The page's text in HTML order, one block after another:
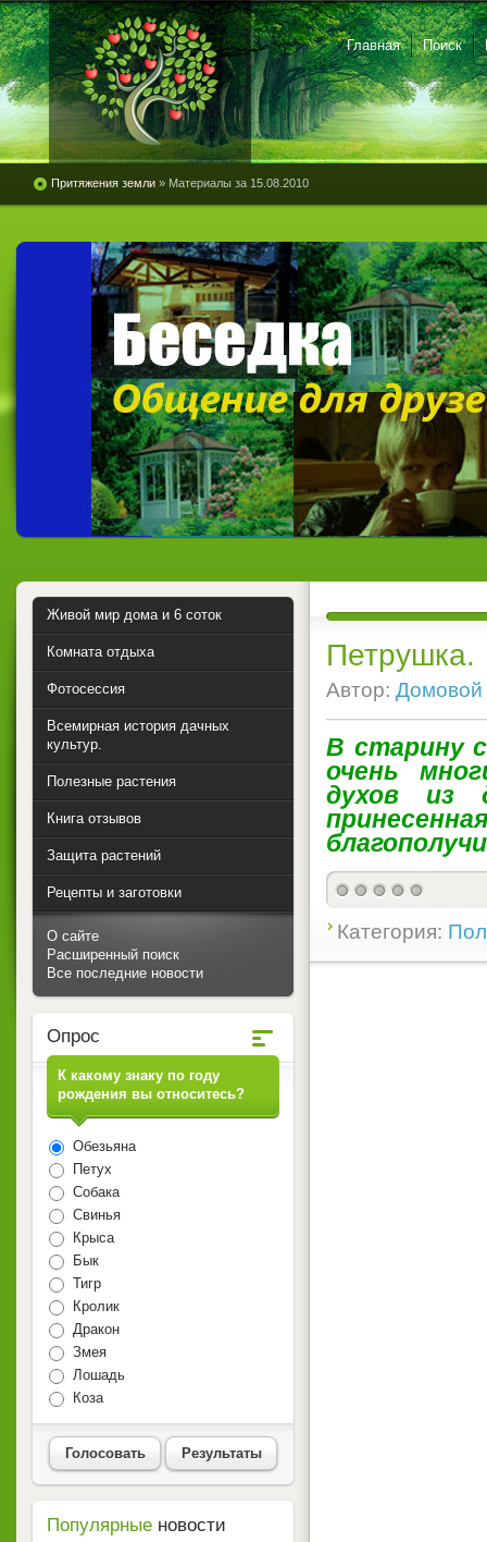
Главная Поиск
Притяжения земли » Материалы за 15.08.2010
Петрушка.
Автор: Домовой
В старину
очень
духов из
Категория:
Живой мир дома и 6 соток
Комната отдыха
Фотосессия
Всемирная история дачных
культур.
Полезные растения
Книга отзывов
Защита растений
Рецепты и заготовки
О сайте
Расширенный поиск
Все последние новости
Опрос
К какому знаку по году
рождения вы относитесь?
Обезьяна
Петух
Собака
Свинья
Крыса
Бык
Тигр
Кролик
Дракон
Змея
Лошадь
Коза
Голосовать Результаты
Популярные новости